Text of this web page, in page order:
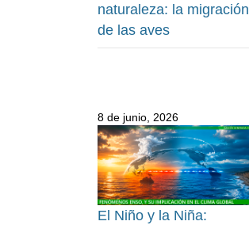
naturaleza: la migración
de las aves
8 de junio, 2026
El Niño y la Niña: